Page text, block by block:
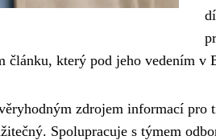
článku, který pod jeho vedením v
zdrojem informací
Spolupracuje s týmem